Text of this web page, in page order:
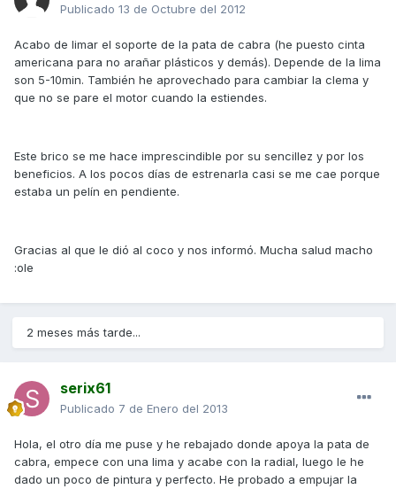
Publicado 13 de Octubre del 2012
Acabo de limar el soporte de la pata de cabra (he puesto cinta
americana para no arañar plásticos y demás). Depende de la lima
son 5-10min. También he aprovechado para cambiar la clema y
que no se pare el motor cuando la estiendes.
Este brico se me hace imprescindible por su sencillez y por los
beneficios. A los pocos días de estrenarla casi se me cae porque
estaba un pelín en pendiente.
Gracias al que le dió al coco y nos informó. Mucha salud macho
:ole
2 meses más tarde...
serix61
Publicado 7 de Enero del 2013
Hola, el otro día me puse y he rebajado donde apoya la pata de
cabra, empece con una lima y acabe con la radial, luego le he
dado un poco de pintura y perfecto. He probado a empujar la